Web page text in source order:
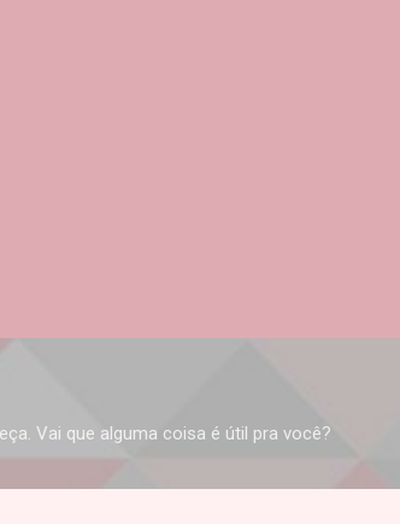
Vai que alguma coisa é útil pra você?